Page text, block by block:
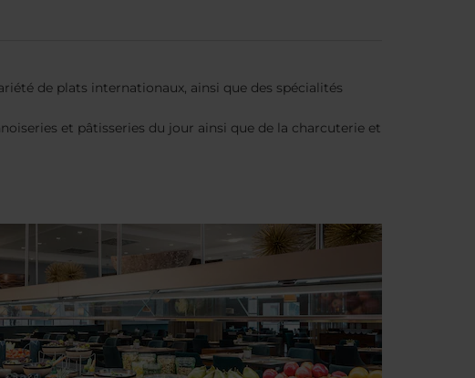
de plats internationaux, ainsi que des spécialités
et pâtisseries du jour ainsi que de la charcuterie et